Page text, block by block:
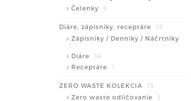
Čelenky
6
Diáre, zápisníky, receptáre
38
Zápisníky / Denníky / Náčrtníky
1
Diáre
36
Receptáre
1
ZERO WASTE KOLEKCIA
15
Zero waste odličovanie
3